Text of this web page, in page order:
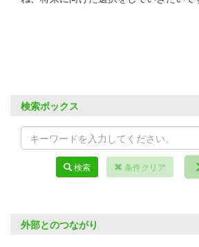
検索ボックス
検索 条件クリア
外部とのつながり